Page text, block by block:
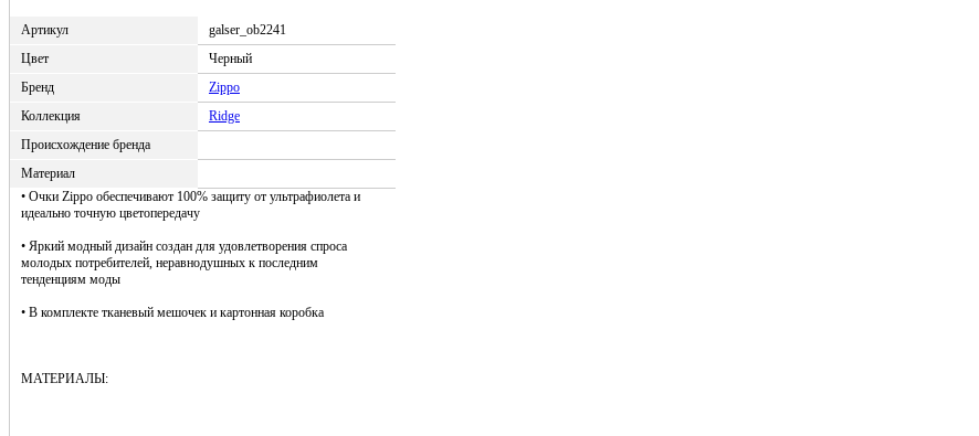
Артикул
galser_ob2241
Цвет
Черный
Бренд
Zippo
Коллекция
Ridge
Происхождение бренда
Материал
• Очки Zippo обеспечивают 100% защиту от ультрафиолета и
идеально точную цветопередачу
• Яркий модный дизайн создан для удовлетворения спроса
молодых потребителей, неравнодушных к последним
тенденциям моды
• В комплекте тканевый мешочек и картонная коробка
МАТЕРИАЛЫ: